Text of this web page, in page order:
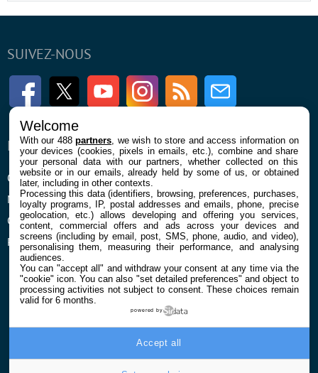
SUIVEZ-NOUS
FacebookTwitter Youtube InstagramRSS Newsletter
ENTREPRISE
Qui sommes nous
Mentions légales et CGU
Confidentialité et Cookies
Préférences cookies
À PROPOS
La rédaction
Contact
Welcome
With our 488partners , we wish to store and access information on
your devices (cookies, pixels in emails, etc.), combine and share
your personal data with our partners, whether collected on this
website or in our emails, already held by some of us, or obtained
later, including in other contexts.
Processing this data (identifiers, browsing, preferences, purchases,
loyalty programs, IP, postal addresses and emails, phone, precise
geolocation, etc.) allows developing and offering you services,
content, commercial offers and ads across your devices and
screens (including by email, post, SMS, phone, audio, and video),
personalising them, measuring their performance, and analysing
audiences.
You can "accept all" and withdraw your consent at any time via the
"cookie" icon. You can also "set detailed preferences" and object to
processing activities not subject to consent. These choices remain
valid for 6 months.
powered by
Accept all